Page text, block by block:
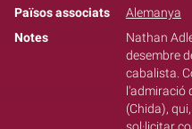
Països associats
Alemanya
Notes
Nathan
desembre
cabalista.
l'admiració
(Chida),